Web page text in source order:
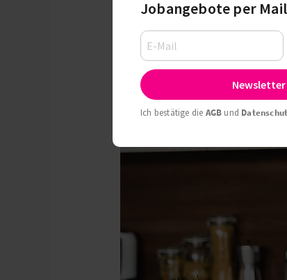
Jobangebote per
Ich bestätige die AGB und